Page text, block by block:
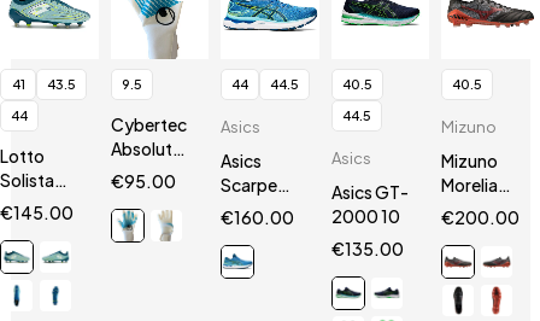
41
43.5
44
Lotto
Solista
200 VII
€145.00
9.5
Cybertec
AbsolutGrip
HN
€95.00
44 44.5
Asics
Asics
Scarpe
Gel
€160.00
40.5
44.5
Asics
Asics GT-
2000 10
€135.00
40.5
Mizuno
Mizuno
Morelia
Neo III Β
€200.00